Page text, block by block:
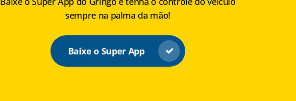
sempre na palma da mão!
Baixe o Super App